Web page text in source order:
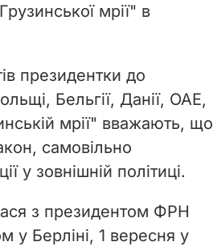
мрії" в
президентки до
Бельгії, Данії, ОАЕ,
мрії" вважають, що
самовільно
у зовнішній політиці.
з президентом ФРН
Берліні, 1 вересня у